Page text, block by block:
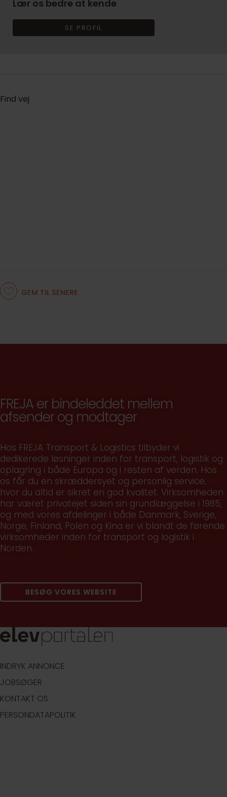
Lær os bedre at kende
SE PROFIL
Find vej
GEM TIL SENERE
FREJA er bindeleddet mellem
afsender og modtager
Hos FREJA Transport & Logistics tilbyder vi
dedikerede løsninger inden for transport, logistik og
oplagring i både Europa og i resten af verden. Hos
os får du en skræddersyet og personlig service,
hvor du altid er sikret en god kvalitet. Virksomheden
har været privatejet siden sin grundlæggelse i 1985,
og med vores afdelinger i både Danmark, Sverige,
Norge, Finland, Polen og Kina er vi blandt de førende
virksomheder inden for transport og logistik i
Norden.
BESØG VORES WEBSITE
INDRYK ANNONCE
JOBSØGER
KONTAKT OS
PERSONDATAPOLITIK